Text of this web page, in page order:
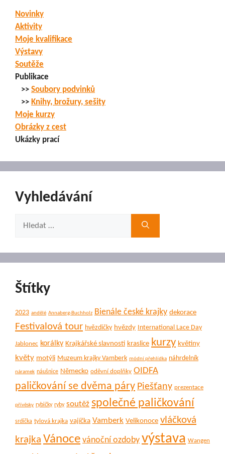
Novinky
Aktivity
Moje kvalifikace
Výstavy
Soutěže
Publikace
>> Soubory podvinků
>> Knihy, brožury, sešity
Moje kurzy
Obrázky z cest
Ukázky prací
Vyhledávání
Štítky
2023 andělé Annaberg-Buchholz Bienále české krajky dekorace
Festivalová tour hvězdičky hvězdy International Lace Day
Jablonec korálky Krajkářské slavnosti kraslice kurzy květiny
květy motýli Muzeum krajky Vamberk módní přehlídka náhrdelník
náramek náušnice Německo oděvní doplňky OIDFA
paličkování se dvěma páry Piešťany prezentace
přívěsky rybičky ryby soutěž společné paličkování
srdíčka tylová krajka vajíčka Vamberk Velikonoce vláčková
krajka Vánoce vánoční ozdoby výstava Wangen